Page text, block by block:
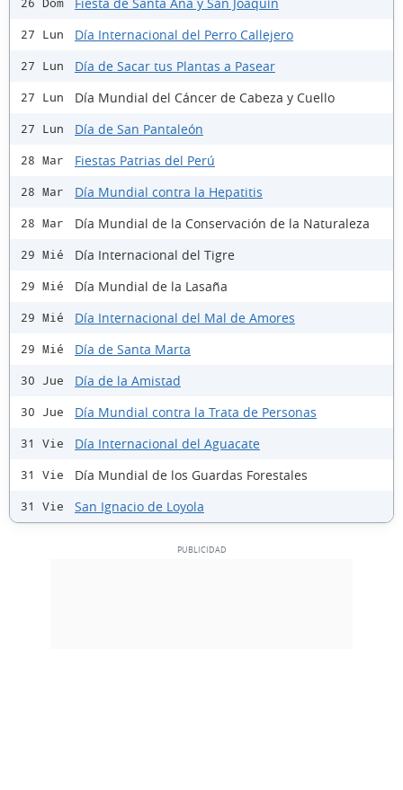
26 Dom
27 Lun Día Internacional del Perro Callejero
27 Lun Día de Sacar tus Plantas a Pasear
27 Lun Día Mundial del Cáncer de Cabeza y Cuello
27 Lun Día de San Pantaleón
28 Mar Fiestas Patrias del Perú
28 Mar Día Mundial contra la Hepatitis
28 Mar Día Mundial de la Conservación de la Naturaleza
29 Mié Día Internacional del Tigre
29 Mié Día Mundial de la Lasaña
29 Mié Día Internacional del Mal de Amores
29 Mié Día de Santa Marta
30 Jue Día de la Amistad
30 Jue Día Mundial contra la Trata de Personas
31 Vie Día Internacional del Aguacate
31 Vie Día Mundial de los Guardas Forestales
31 Vie San Ignacio de Loyola